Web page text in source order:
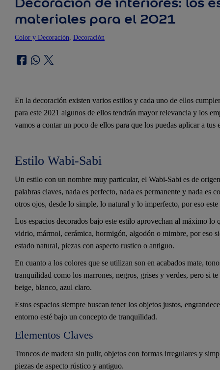
materiales para el 2021
Color y Decoración Decoración
En la decoración existen varios estilos y cada uno de ellos
para este 2021 algunos de ellos tendrán mayor relevancia y los
vamos a contar un poco de ellos para que los puedas aplicar a tus
Estilo Wabi-Sabi
Un estilo con un nombre muy particular, el Wabi-Sabi es de
palabras claves, nada es perfecto, nada es permanente y nada es
otros ojos, desde lo simple, lo natural y lo imperfecto, por eso
Los espacios decorados bajo este estilo aprovechan al máximo lo
vidrio, mármol, cerámica, hormigón, algodón o mimbre, por eso
estado natural, piezas con aspecto rustico o antiguo.
En cuanto a los colores que se utilizan son en acabados mate,
tranquilidad como los marrones, negros, grises y verdes, pero si
beige, blanco, azul claro.
Estos espacios siempre buscan tener los objetos justos,
entorno esté bajo un concepto de tranquilidad.
Elementos Claves
Troncos de madera sin pulir, objetos con formas irregulares y
piezas de aspecto rústico y antiguo.